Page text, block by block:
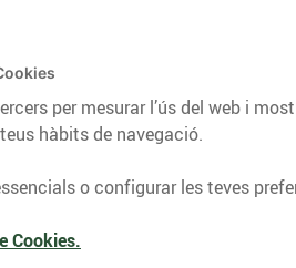
informació
i molts altres temes.
per mesurar l’ús del web i
hàbits de navegació.
o configurar les teves
Cookies.